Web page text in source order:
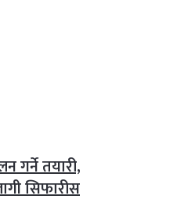
गर्ने तयारी,
सिफारीस